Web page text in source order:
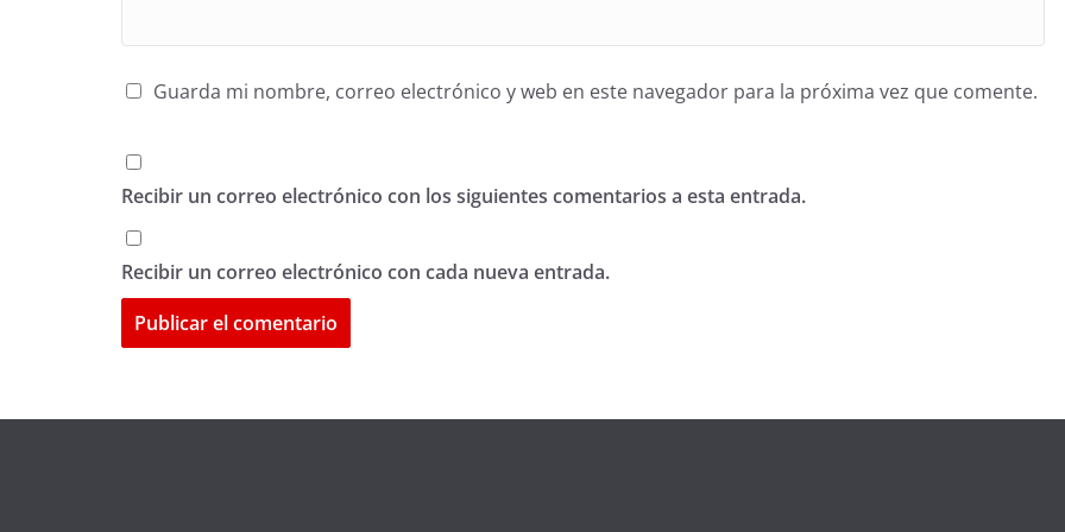
Guarda mi nombre, correo electrónico y web en este navegador para la próxima vez que comente.
Recibir un correo electrónico con los siguientes comentarios a esta entrada.
Recibir un correo electrónico con cada nueva entrada.